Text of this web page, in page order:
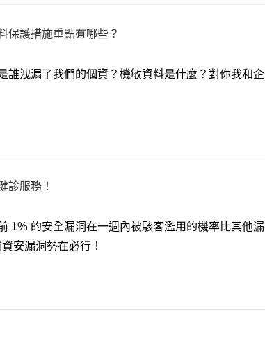
保護措施重點有哪些？
誰洩漏了我們的個資？機敏資料是什麼？對你我和企
診服務！
1% 的安全漏洞在一週內被駭客濫用的機率比其他漏
安漏洞勢在必行！